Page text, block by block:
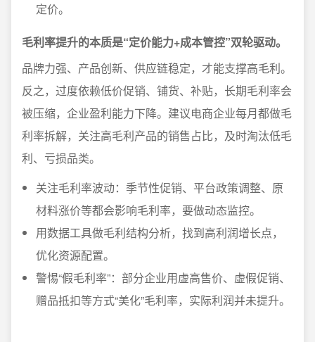
定价。
毛利率提升的本质是“定价能力+成本管控”双轮驱动。
品牌力强、产品创新、供应链稳定，才能支撑高毛利。
反之，过度依赖低价促销、铺货、补贴，长期毛利率会
被压缩，企业盈利能力下降。建议电商企业每月都做毛
利率拆解，关注高毛利产品的销售占比，及时淘汰低毛
利、亏损品类。
关注毛利率波动：季节性促销、平台政策调整、原
材料涨价等都会影响毛利率，要做动态监控。
用数据工具做毛利结构分析，找到高利润增长点，
优化资源配置。
警惕“假毛利率”：部分企业用虚高售价、虚假促销、
赠品抵扣等方式“美化”毛利率，实际利润并未提升。